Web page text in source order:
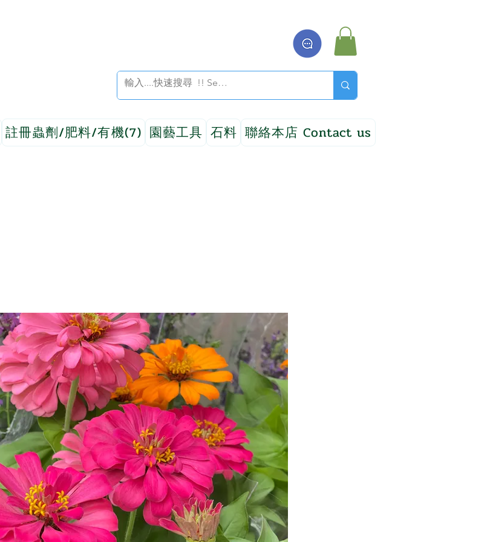
註冊蟲劑/肥料/有機(7) 園藝工具 石料 聯絡本店 Contact us